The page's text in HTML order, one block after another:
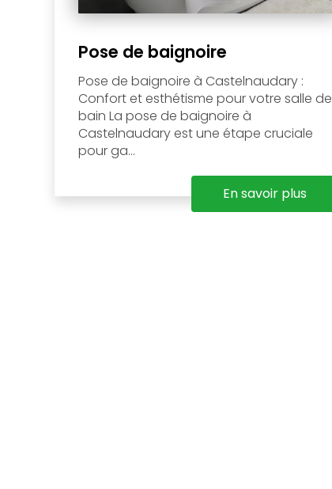
Pose de baignoire
Pose de baignoire à Castelnaudary :
Confort et esthétisme pour votre salle de
bain La pose de baignoire à
Castelnaudary est une étape cruciale
pour ga...
En savoir plus